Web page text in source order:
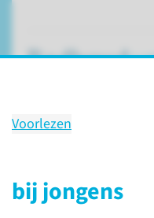
Voorlezen
bij jongens